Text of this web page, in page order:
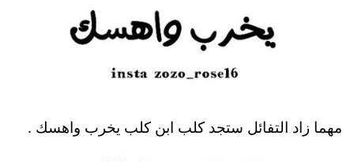
مهما زاد التفائل ستجد كلب ابن كلب يخرب واهسك .